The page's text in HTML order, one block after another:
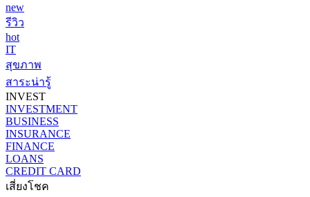
new
รีวิว
hot
IT
สุขภาพ
สาระน่ารู้
INVEST
INVESTMENT
BUSINESS
INSURANCE
FINANCE
LOANS
CREDIT CARD
เสี่ยงโชค